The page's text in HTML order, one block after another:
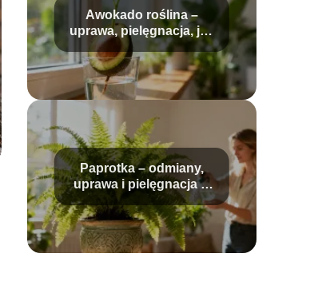
Awokado roślina –
uprawa, pielęgnacja, jak
wyhodować z pestki?
Paprotka – odmiany,
uprawa i pielęgnacja w